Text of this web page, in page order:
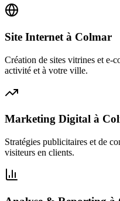
Site Internet à Colmar
Création de sites vitrines et e-
activité et à votre ville.
Marketing Digital à
Stratégies publicitaires et de
visiteurs en clients.